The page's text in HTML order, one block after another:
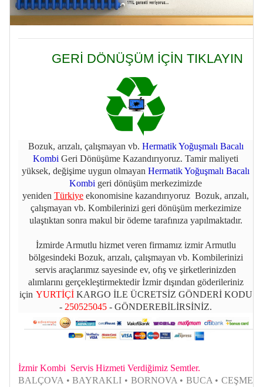
GERİ DÖNÜŞÜM İÇİN TIKLAYIN
Bozuk, arızalı, çalışmayan vb. Hermatik Yoğuşmalı Bacalı
Kombi Geri Dönüşüme Kazandırıyoruz. Tamir maliyeti
yüksek, değişime uygun olmayan Hermatik Yoğuşmalı Bacalı
Kombi geri dönüşüm merkezimizde
yeniden Türkiye ekonomisine kazandırıyoruz Bozuk, arızalı,
çalışmayan vb. Kombilerinizi geri dönüşüm merkezimize
ulaştıktan sonra makul bir ödeme tarafınıza yapılmaktadır.
İzmirde Armutlu hizmet veren firmamız izmir Armutlu
bölgesindeki Bozuk, arızalı, çalışmayan vb. Kombilerinizi
servis araçlarımız sayesinde ev, ofış ve şirketlerinizden
alımlarını gerçekleştirmektedir İzmir dışından göderileriniz
için YURTİÇİ KARGO İLE ÜCRETSİZ GÖNDERİ KODU
- 250525045 - GÖNDEREBİLİRSİNİZ.
İzmir Kombi Servis Hizmeti Verdiğimiz Semtler.
BALÇOVA • BAYRAKLI • BORNOVA • BUCA • CEŞME